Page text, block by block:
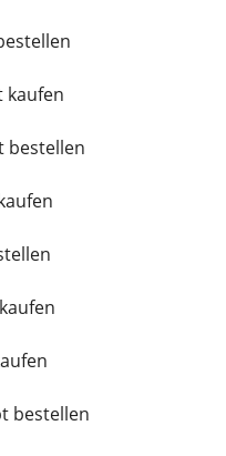
kaufen
bestellen
bestellen